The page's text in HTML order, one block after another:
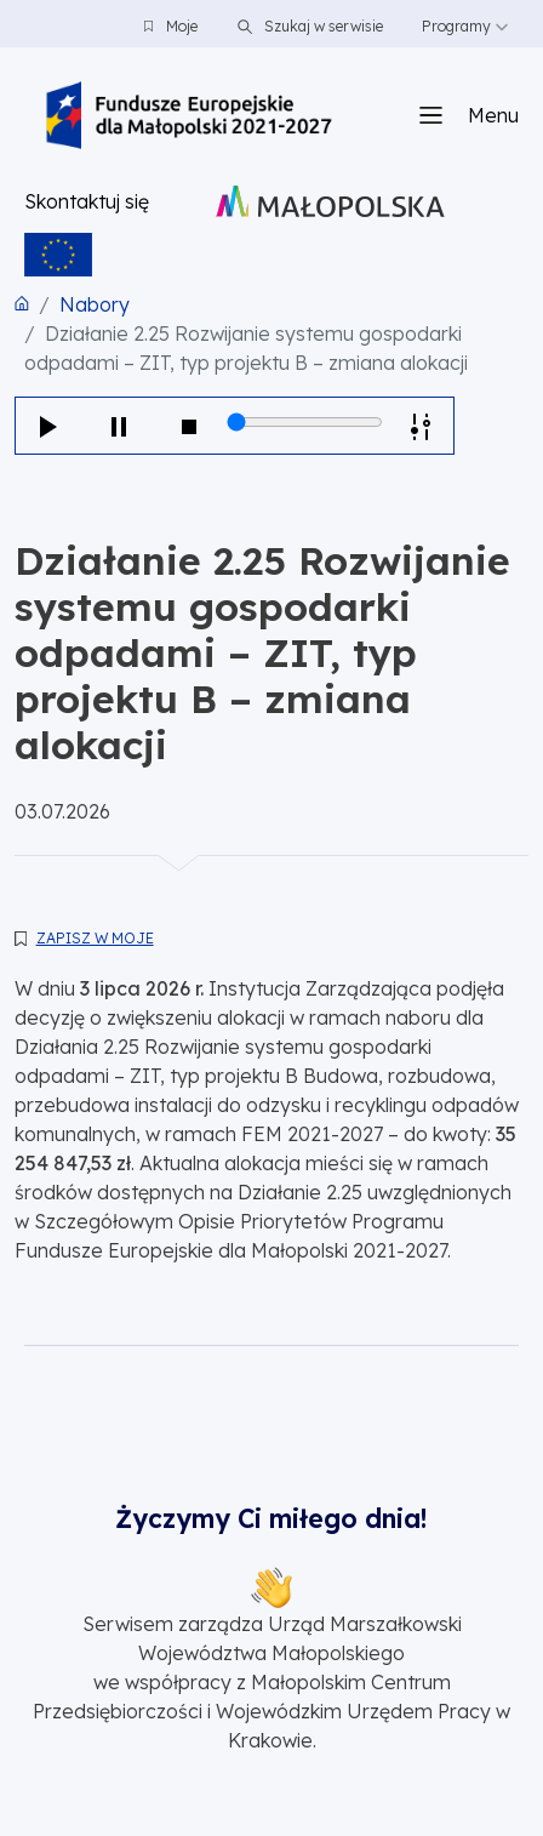
PRZEJDŹ DO TREŚCI
PRZEJDŹ DO MENUMoje Szukaj w serwisie Programy
Menu
Skontaktuj się
Nabory
Działanie 2.25 Rozwijanie systemu gospodarki
odpadami – ZIT, typ projektu B – zmiana alokacji
Działanie 2.25 Rozwijanie
systemu gospodarki
odpadami – ZIT, typ
projektu B – zmiana
alokacji
Opublikowano:
03.07.2026
ZAPISZ W MOJE
W dniu 3 lipca 2026 r. Instytucja Zarządzająca podjęła
decyzję o zwiększeniu alokacji w ramach naboru dla
Działania 2.25 Rozwijanie systemu gospodarki
odpadami – ZIT, typ projektu B Budowa, rozbudowa,
przebudowa instalacji do odzysku i recyklingu odpadów
komunalnych, w ramach FEM 2021-2027 – do kwoty: 35
254 847,53 zł. Aktualna alokacja mieści się w ramach
środków dostępnych na Działanie 2.25 uwzględnionych
w Szczegółowym Opisie Priorytetów Programu
Fundusze Europejskie dla Małopolski 2021-2027.
Życzymy Ci miłego dnia!
Serwisem zarządza Urząd Marszałkowski
Województwa Małopolskiego
we współpracy z Małopolskim Centrum
Przedsiębiorczości i Wojewódzkim Urzędem Pracy w
Krakowie.